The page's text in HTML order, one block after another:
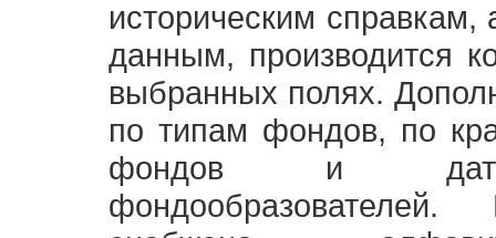
историческим
данным, производится
выбранных полях.
по типам фондов, по
фондов и